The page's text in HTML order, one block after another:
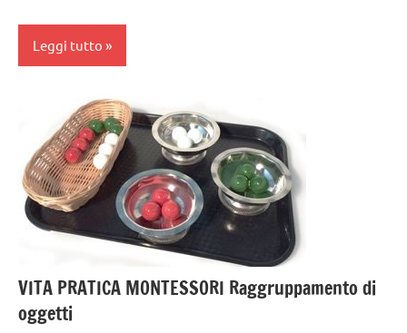
TUTTI GLI
ARTICOLI
PRATICA
Leggi tutto
anni
dai
3 ai
6
esercizi
preliminari
e
VITA PRATICA MONTESSORI Raggruppamento di
oggetti